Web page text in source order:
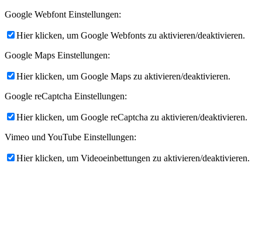
Google Webfont Einstellungen:
Hier klicken, um Google Webfonts zu aktivieren/deaktivieren.
Google Maps Einstellungen:
Hier klicken, um Google Maps zu aktivieren/deaktivieren.
Google reCaptcha Einstellungen:
Hier klicken, um Google reCaptcha zu aktivieren/deaktivieren.
Vimeo und YouTube Einstellungen:
Hier klicken, um Videoeinbettungen zu aktivieren/deaktivieren.